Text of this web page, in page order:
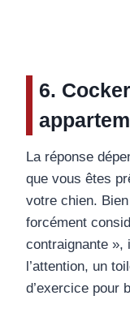
6.
La réponse
que vous êtes
votre chien.
forcément
contraignante »,
l’attention, un
d’exercice pour